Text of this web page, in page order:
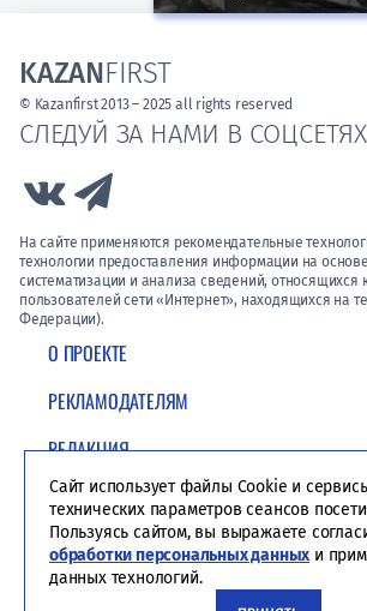
О ПРОЕКТЕ
РЕКЛАМОДАТЕЛЯМ
РЕДАКЦИЯ
ПОЛИТИКА КОНФИДЕНЦИАЛЬНОСТИ
СЛЕДУЙ ЗА НАМИ В СОЦСЕТЯХ
Link to Vk
На сайте применяются рекомендательные
технологии предоставления информации на
систематизации и анализа сведений, относящихся
пользователей сети «Интернет», находящихся на
Федерации).
KAZANFIRST
© Kazanfirst 2013 – 2025 all rights reserved
Сайт использует файлы Cookie и
технических параметров сеансов
Пользуясь сайтом, вы выражаете
обработки персональных данных и
данных технологий.